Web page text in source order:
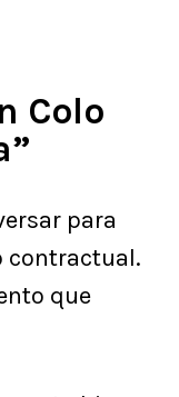
Colo
para
contractual.
que